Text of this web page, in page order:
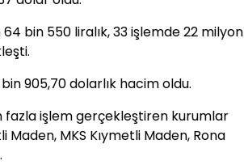
bin 550 liralık, 33 işlemde 22 milyon
905,70 dolarlık hacim oldu.
fazla işlem gerçekleştiren kurumlar
Maden, MKS Kıymetli Maden, Rona